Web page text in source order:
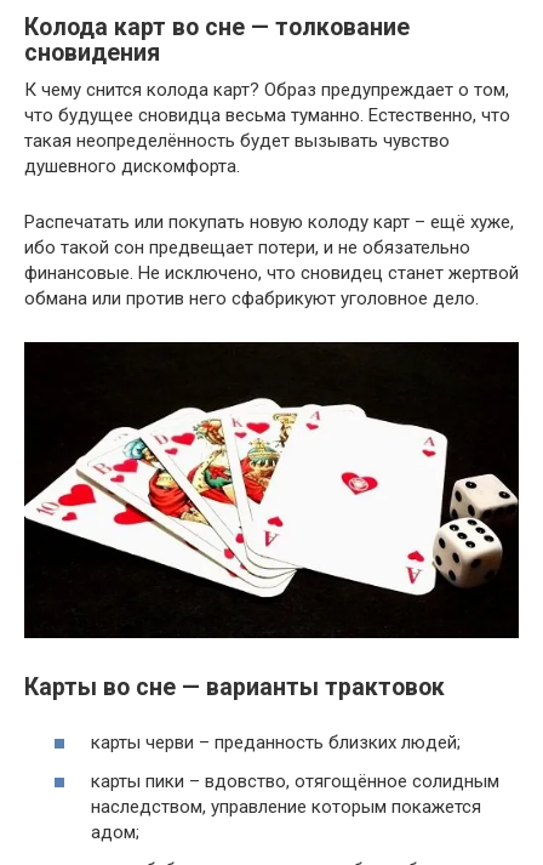
Колода карт во сне — толкование
сновидения
К чему снится колода карт? Образ предупреждает о том,
что будущее сновидца весьма туманно. Естественно, что
такая неопределённость будет вызывать чувство
душевного дискомфорта.
Распечатать или покупать новую колоду карт – ещё хуже,
ибо такой сон предвещает потери, и не обязательно
финансовые. Не исключено, что сновидец станет жертвой
обмана или против него сфабрикуют уголовное дело.
Карты во сне — варианты трактовок
карты черви – преданность близких людей;
карты пики – вдовство, отягощённое солидным
наследством, управление которым покажется
адом;